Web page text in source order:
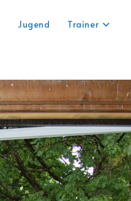
Jugend Trainer